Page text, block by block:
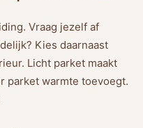
Vraag jezelf af
Kies daarnaast
Licht parket maakt
parket warmte toevoegt.